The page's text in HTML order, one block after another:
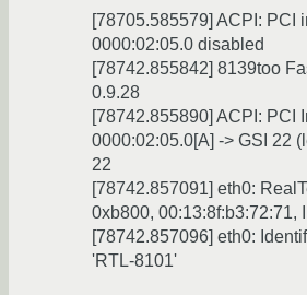
[78705.585579] ACPI: PCI
0000:02:05.0 disabled
[78742.855842] 8139too
0.9.28
[78742.855890] ACPI: PCI
0000:02:05.0[A] -> GSI 22
22
[78742.857091] eth0:
0xb800, 00:13:8f:b3:72:71,
[78742.857096] eth0:
'RTL-8101'